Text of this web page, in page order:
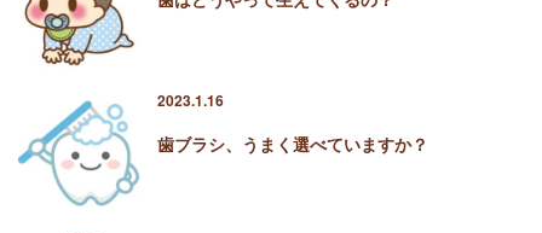
2023.1.16
歯ブラシ、うまく選べていますか？